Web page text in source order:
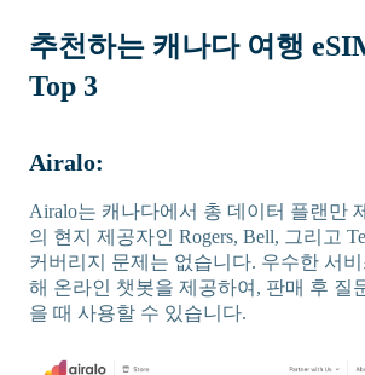
추천하는 캐나다 여행
Top 3
Airalo:
Airalo는 캐나다에서 총 데이터 플랜만
의 현지 제공자인 Rogers, Bell, 그리고
커버리지 문제는 없습니다. 우수한 서
해 온라인 챗봇을 제공하여, 판매 후 질
을 때 사용할 수 있습니다.